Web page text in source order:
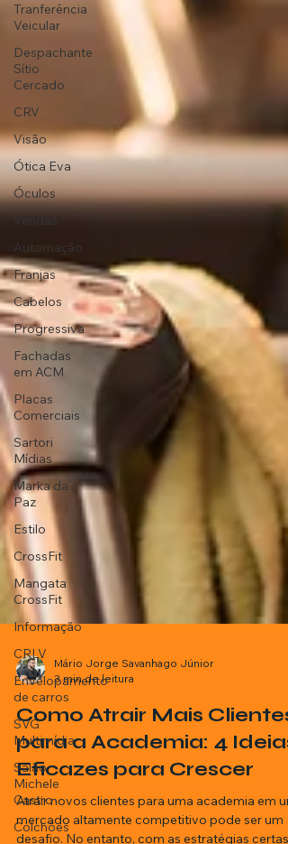
Tranferência
Veicular
Despachante
Sítio
Cercado
CRV
Visão
Ótica Eva
Óculos
Vendas
Automação
Franjas
Cabelos
Progressiva
Fachadas
em ACM
Placas
Comerciais
Sartori
Mídias
Marka da
Paz
Estilo
CrossFit
Mangata
CrossFit
Informação
CRLV
Envelopamento
de carros
SVG
Multimídia
Salão
Michele
Castro
Colchões
Mário Jorge Savanhago Júnior
3 min de leitura
Como Atrair Mais Clientes
para a Academia: 4 Ideias
Eficazes para Crescer
Atrair novos clientes para uma academia em